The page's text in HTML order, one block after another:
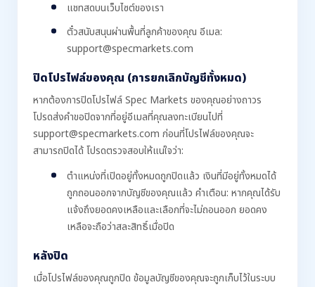
แชทสดบนเว็บไซต์ของเรา
ตั๋วสนับสนุนผ่านพื้นที่ลูกค้าของคุณ อีเมล:
support@specmarkets.com
ปิดโปรไฟล์ของคุณ (การยกเลิกบัญชีทั้งหมด)
หากต้องการปิดโปรไฟล์ Spec Markets ของคุณอย่างถาวร
โปรดส่งคำขอปิดจากที่อยู่อีเมลที่คุณลงทะเบียนไปที่
support@specmarkets.com ก่อนที่โปรไฟล์ของคุณจะ
สามารถปิดได้ โปรดตรวจสอบให้แน่ใจว่า:
ตำแหน่งที่เปิดอยู่ทั้งหมดถูกปิดแล้ว เงินที่มีอยู่ทั้งหมดได้
ถูกถอนออกจากบัญชีของคุณแล้ว คำเตือน: หากคุณได้รับ
แจ้งถึงยอดคงเหลือและเลือกที่จะไม่ถอนออก ยอดคง
เหลือจะถือว่าสละสิทธิ์เมื่อปิด
หลังปิด
เมื่อโปรไฟล์ของคุณถูกปิด ข้อมูลบัญชีของคุณจะถูกเก็บไว้ในระบบ